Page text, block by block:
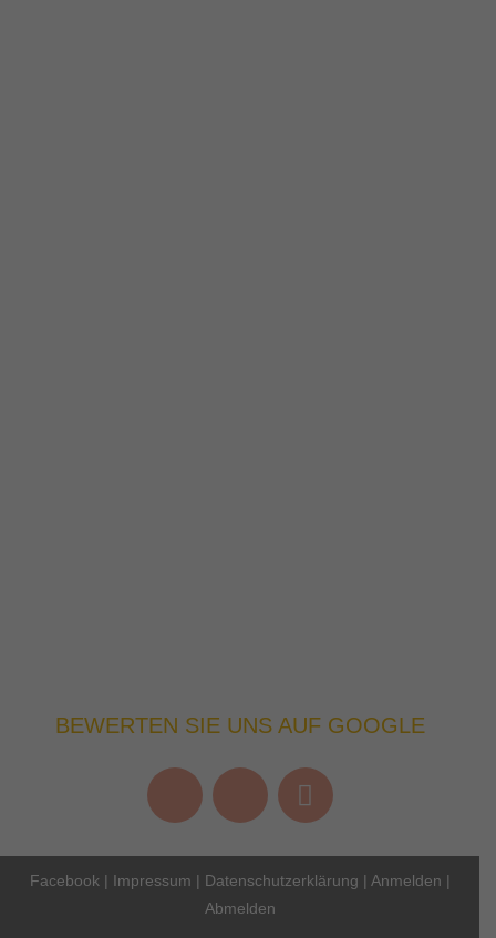
BEWERTEN SIE UNS AUF GOOGLE
Facebook | Impressum | Datenschutzerklärung | Anmelden |
Abmelden